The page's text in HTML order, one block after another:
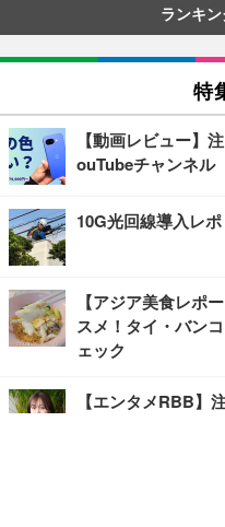
ランキ
特
【動画レビュー】
ouTubeチャンネル
10G光回線導入レポ
【アジア美食レポ
スメ！タイ・バン
ェック
【エンタメRBB】